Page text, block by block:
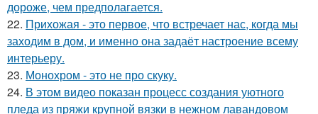
дороже, чем предполагается.
22. Прихожая - это первое, что встречает нас, когда мы
заходим в дом, и именно она задаёт настроение всему
интерьеру.
23. Монохром - это не про скуку.
24. В этом видео показан процесс создания уютного
пледа из пряжи крупной вязки в нежном лавандовом